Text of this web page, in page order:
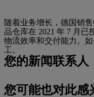
随着业务增长，德国销
品仓库在 2021 年 7 月
物流效率和交付能力。
工。
您的新闻联系人
您可能也对此感